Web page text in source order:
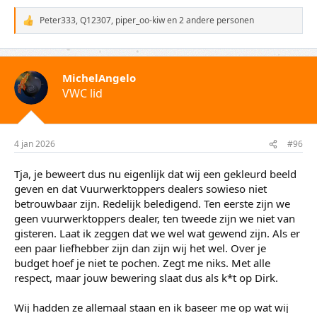
W
a
a
r
d
e
r
i
n
e
n
Peter333,Q12307, piper_oo-kiwen 2 andere personen
MichelAngelo
VWC lid
4 jan 2026 #96
Tja, je beweert dus nu eigenlijk dat wij een gekleurd beeld
geven en dat Vuurwerktoppers dealers sowieso niet
betrouwbaar zijn. Redelijk beledigend. Ten eerste zijn we
geen vuurwerktoppers dealer, ten tweede zijn we niet van
gisteren. Laat ik zeggen dat we wel wat gewend zijn. Als er
een paar liefhebber zijn dan zijn wij het wel. Over je
budget hoef je niet te pochen. Zegt me niks. Met alle
respect, maar jouw bewering slaat dus als k*t op Dirk.
Wij hadden ze allemaal staan en ik baseer me op wat wij